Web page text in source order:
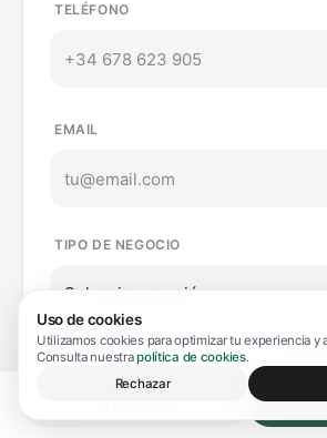
Uso de cookies
Utilizamos cookies para optimizar tu experiencia y
Consulta nuestrapolítica de cookies.
Rechazar
TELÉFONO
EMAIL
TIPO DE NEGOCIO
Selecciona opción
MENSAJE (OPCIONAL)